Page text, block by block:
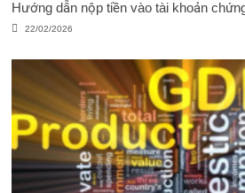
Hướng dẫn nộp tiền vào tài khoản
22/02/2026